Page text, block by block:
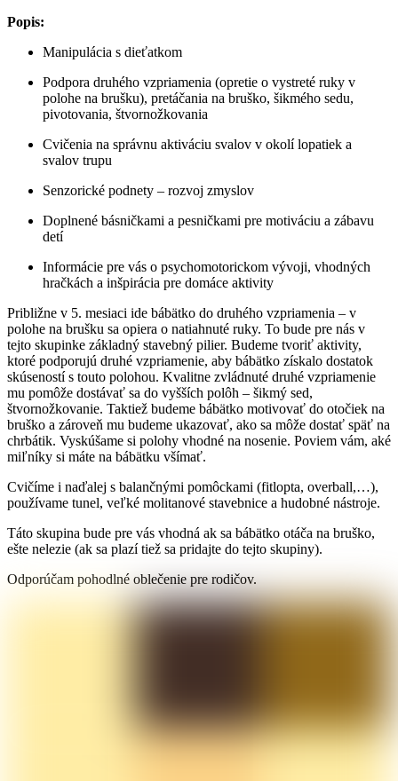
Popis:
Manipulácia s dieťatkom
Podpora druhého vzpriamenia (opretie o vystreté ruky v
polohe na brušku), pretáčania na bruško, šikmého sedu,
pivotovania, štvornožkovania
Cvičenia na správnu aktiváciu svalov v okolí lopatiek a
svalov trupu
Senzorické podnety – rozvoj zmyslov
Doplnené básničkami a pesničkami pre motiváciu a zábavu
detí
Informácie pre vás o psychomotorickom vývoji, vhodných
hračkách a inšpirácia pre domáce aktivity
Približne v 5. mesiaci ide bábätko do druhého vzpriamenia – v
polohe na brušku sa opiera o natiahnuté ruky. To bude pre nás v
tejto skupinke základný stavebný pilier. Budeme tvoriť aktivity,
ktoré podporujú druhé vzpriamenie, aby bábätko získalo dostatok
skúseností s touto polohou. Kvalitne zvládnuté druhé vzpriamenie
mu pomôže dostávať sa do vyšších polôh – šikmý sed,
štvornožkovanie. Taktiež budeme bábätko motivovať do otočiek na
bruško a zároveň mu budeme ukazovať, ako sa môže dostať späť na
chrbátik. Vyskúšame si polohy vhodné na nosenie. Poviem vám, aké
miľníky si máte na bábätku všímať.
Cvičíme i naďalej s balančnými pomôckami (fitlopta, overball,…),
používame tunel, veľké molitanové stavebnice a hudobné nástroje.
Táto skupina bude pre vás vhodná ak sa bábätko otáča na bruško,
ešte nelezie (ak sa plazí tiež sa pridajte do tejto skupiny).
Odporúčam pohodlné oblečenie pre rodičov.